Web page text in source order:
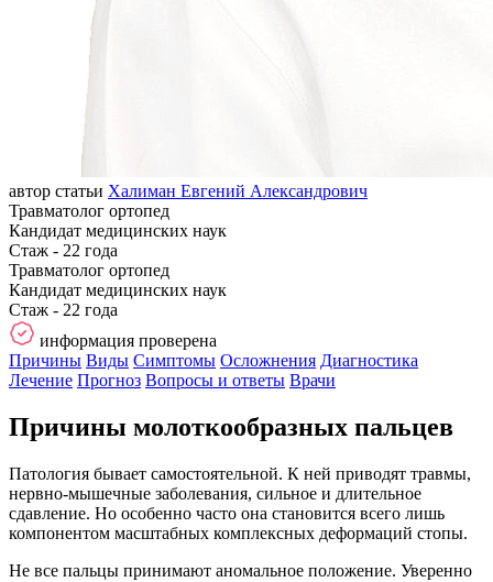
автор статьи Халиман Евгений Александрович
Травматолог ортопед
Кандидат медицинских наук
Стаж - 22 года
Травматолог ортопед
Кандидат медицинских наук
Стаж - 22 года
информация проверена
Причины Виды Симптомы Осложнения Диагностика
Лечение Прогноз Вопросы и ответы Врачи
Причины молоткообразных пальцев
Патология бывает самостоятельной. К ней приводят травмы,
нервно-мышечные заболевания, сильное и длительное
сдавление. Но особенно часто она становится всего лишь
компонентом масштабных комплексных деформаций стопы.
Не все пальцы принимают аномальное положение. Уверенно